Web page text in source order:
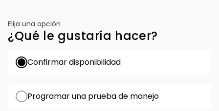
Elija una opción
¿Qué le gustaría hacer?
Confirmar disponibilidad
Programar una prueba de manejo